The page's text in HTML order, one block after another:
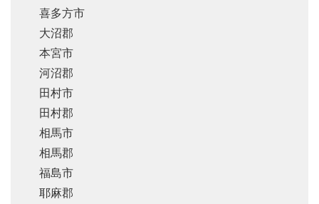
喜多方市
大沼郡
本宮市
河沼郡
田村市
田村郡
相馬市
相馬郡
福島市
耶麻郡